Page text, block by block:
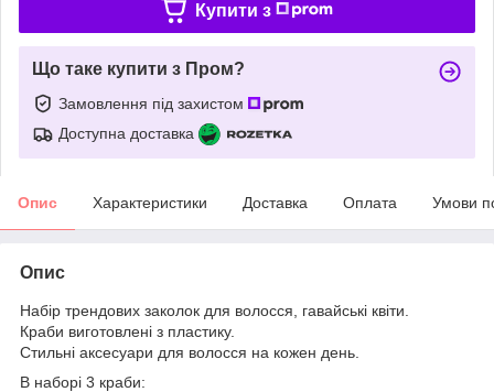
Купити з
Що таке купити з Пром?
Замовлення під захистом
Доступна доставка
Опис Характеристики Доставка Оплата Умови
Опис
Набір трендових заколок для волосся, гавайські квіти.
Краби виготовлені з пластику.
Стильні аксесуари для волосся на кожен день.
В наборі 3 краби: